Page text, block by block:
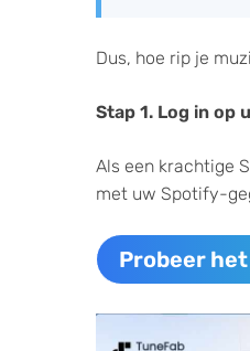
Dus, hoe rip je
Stap 1. Log in op
Als een krachtige
met uw Spotify-
Probeer